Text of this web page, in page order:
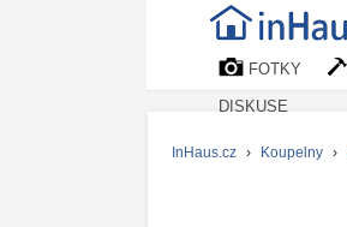
FOTKY
DISKUSE
InHaus.cz › Koupelny ›